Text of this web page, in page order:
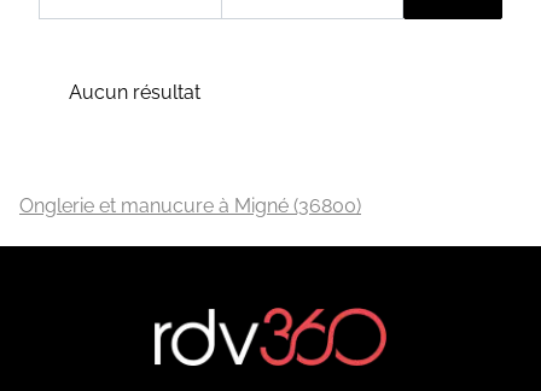
Aucun résultat
Onglerie et manucure à Migné (36800)